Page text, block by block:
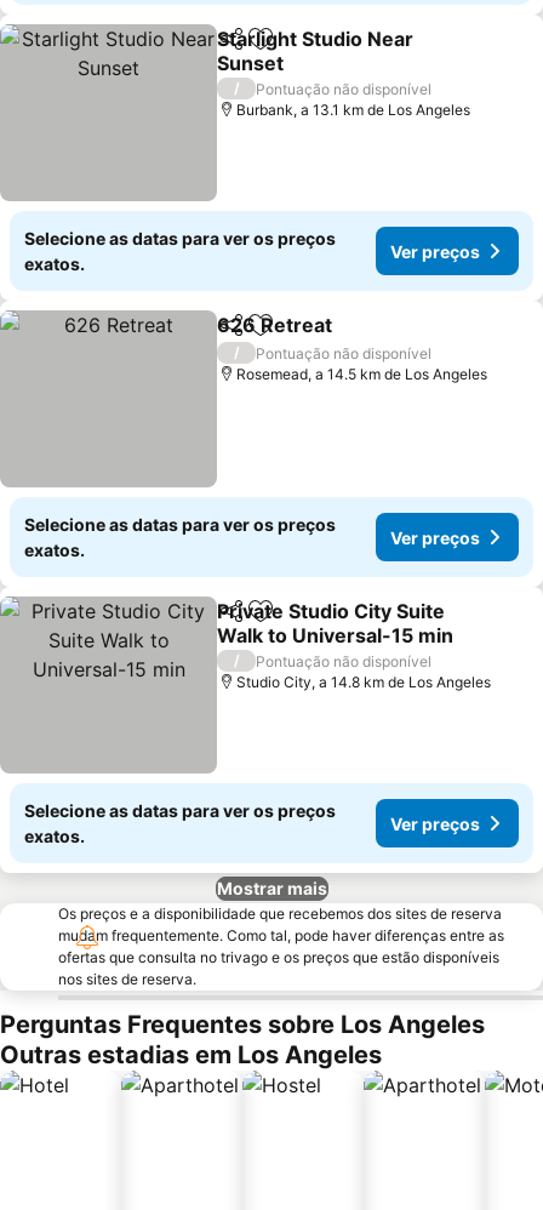
PartilharAdicionar aos favoritos
Starlight Studio Near
Sunset
Ver preços
/
Pontuação não disponível
Burbank, a 13.1 km de Los Angeles
Selecione as datas para ver os preços
exatos.
Ver preços
PartilharAdicionar aos favoritos
626 Retreat
/
Pontuação não disponível
Rosemead, a 14.5 km de Los Angeles
Selecione as datas para ver os preços
exatos.
Ver preços
PartilharAdicionar aos favoritos
Private Studio City Suite
Walk to Universal-15 min
Ver preços
/
Pontuação não disponível
Studio City, a 14.8 km de Los Angeles
Selecione as datas para ver os preços
exatos.
Ver preços
Mostrar mais
Os preços e a disponibilidade que recebemos dos sites de reserva
mudam frequentemente. Como tal, pode haver diferenças entre as
ofertas que consulta no trivago e os preços que estão disponíveis
nos sites de reserva.
Perguntas Frequentes sobre Los Angeles
Outras estadias em Los Angeles